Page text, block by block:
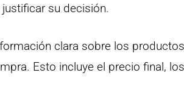
su decisión.
clara sobre los
Esto incluye el precio final, los